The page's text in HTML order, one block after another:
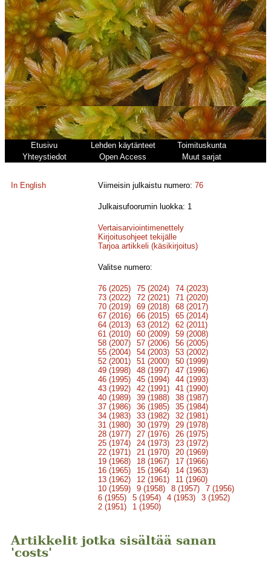
Etusivu Lehden käytänteet
Toimituskunta
Yhteystiedot
Open Access Muut sarjat
In English Viimeisin julkaistu numero:76
Julkaisufoorumin luokka: 1
Vertaisarviointimenettely
Kirjoitusohjeet tekijälle
Tarjoa artikkeli (käsikirjoitus)
Valitse numero:
76 (2025) 75 (2024)
74 (2023)
73 (2022)
72 (2021)
71 (2020)
70 (2019)
69 (2018)
68 (2017)
67 (2016)
66 (2015)
65 (2014)
64 (2013)
63 (2012)
62 (2011)
61 (2010)
60 (2009)
59 (2008)
58 (2007)
57 (2006)
56 (2005)
55 (2004)
54 (2003)
53 (2002)
52 (2001)
51 (2000)
50 (1999)
49 (1998)
48 (1997)
47 (1996)
46 (1995)
45 (1994)
44 (1993)
43 (1992)
42 (1991)
41 (1990)
40 (1989)
39 (1988)
38 (1987)
37 (1986)
36 (1985)
35 (1984)
34 (1983)
33 (1982)
32 (1981)
31 (1980)
30 (1979)
29 (1978)
28 (1977)
27 (1976)
26 (1975)
25 (1974)
24 (1973)
23 (1972)
22 (1971)
21 (1970)
20 (1969)
19 (1968)
18 (1967)
17 (1966)
16 (1965)
15 (1964)
14 (1963)
13 (1962)
12 (1961)
11 (1960)
10 (1959)
9 (1958) 8 (1957)
7 (1956)
6 (1955)
5 (1954) 4 (1953)
3 (1952)
2 (1951)
1 (1950)
Artikkelit jotka sisältää sanan
'costs'